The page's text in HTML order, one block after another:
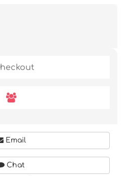
Email
Chat